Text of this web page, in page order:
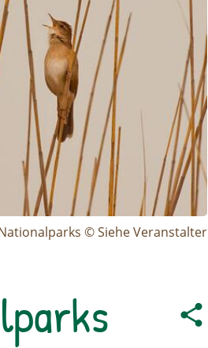
© Siehe Veranstalter